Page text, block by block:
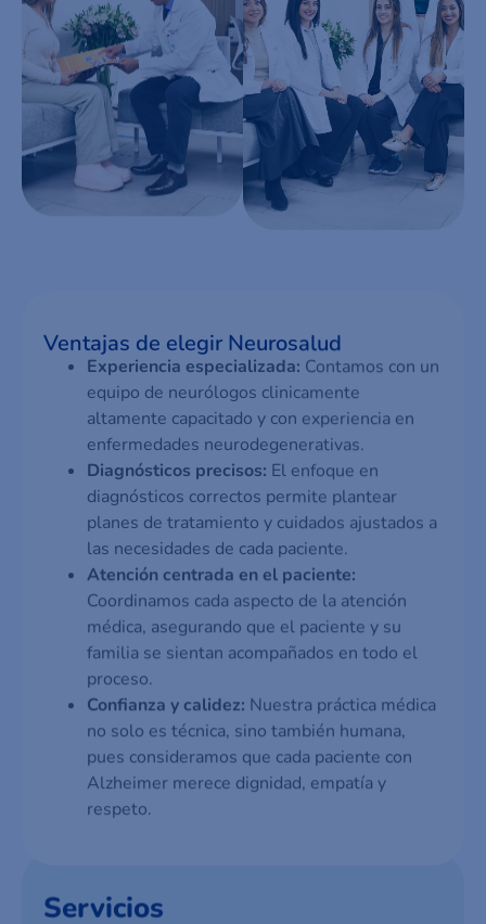
Ventajas de elegir Neurosalud
Experiencia especializada: Contamos con un
equipo de neurólogos clin­icamente
altamente capacitado y con experiencia en
enfermedades neurodegenerativas.
Diagnósticos precisos: El enfoque en
diagnósticos correctos permite plantear
planes de tratamiento y cuidados ajustados a
las necesidades de cada paciente.
Atención centrada en el paciente:
Coordinamos cada aspecto de la atención
médica, asegurando que el paciente y su
familia se sientan acompañados en todo el
proceso.
Confianza y calidez: Nuestra práctica médica
no solo es técnica, sino también humana,
pues consideramos que cada paciente con
Alzheimer merece dignidad, empatía y
respeto.
Servicios